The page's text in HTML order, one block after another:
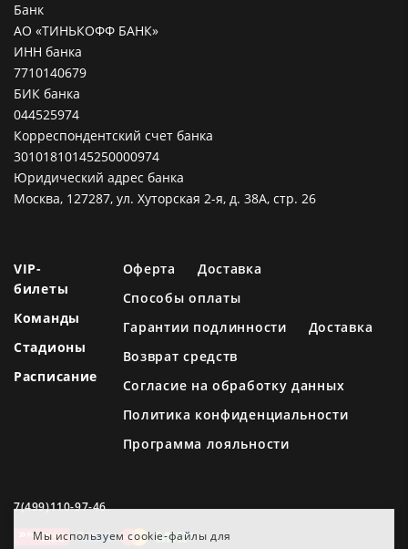
Мы используем cookie-файлы для
Банк
АО «ТИНЬКОФФ БАНК»
ИНН банка
7710140679
БИК банка
044525974
Корреспондентский счет банка
30101810145250000974
Юридический адрес банка
Москва, 127287, ул. Хуторская 2-я, д. 38А, стр. 26
VIP-
билеты
Команды
Стадионы
Расписание
Оферта
Доставка
Способы оплаты
Гарантии подлинности
Доставка
Возврат средств
Согласие на обработку данных
Политика конфиденциальности
Программа лояльности
7(499)110-97-46